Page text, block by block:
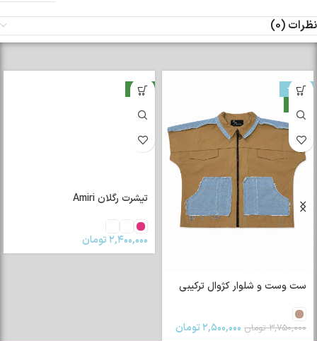
نظرات (0)
-33%
ست وست و شلوار کژوال ترکیبی
۳,۷۵۰,۰۰۰ تومان ۲,۵۰۰,۰۰۰تومان
جدید
تیشرت رگلان Amiri
۲,۴۰۰,۰۰۰تومان